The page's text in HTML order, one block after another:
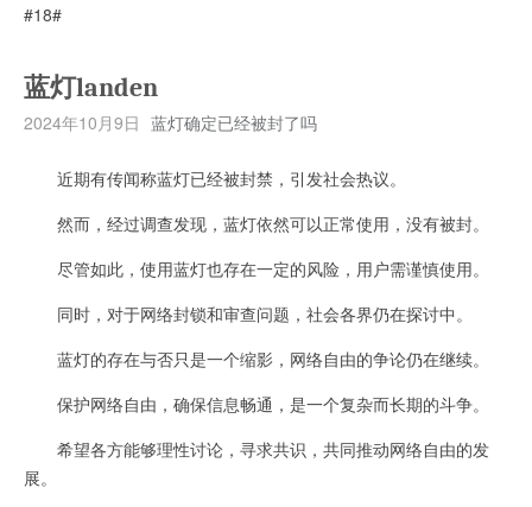
#18#
蓝灯landen
2024年10月9日 蓝灯确定已经被封了吗
近期有传闻称蓝灯已经被封禁，引发社会热议。
然而，经过调查发现，蓝灯依然可以正常使用，没有被封。
尽管如此，使用蓝灯也存在一定的风险，用户需谨慎使用。
同时，对于网络封锁和审查问题，社会各界仍在探讨中。
蓝灯的存在与否只是一个缩影，网络自由的争论仍在继续。
保护网络自由，确保信息畅通，是一个复杂而长期的斗争。
希望各方能够理性讨论，寻求共识，共同推动网络自由的发
展。